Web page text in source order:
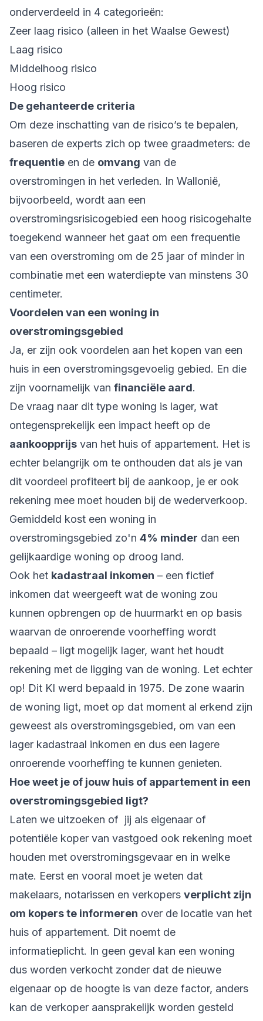
onderverdeeld in 4 categorieën:
Zeer laag risico (alleen in het Waalse Gewest)
Laag risico
Middelhoog risico
Hoog risico
De gehanteerde criteria
Om deze inschatting van de risico’s te bepalen,
baseren de experts zich op twee graadmeters: de
frequentie en de omvang van de
overstromingen in het verleden. In Wallonië,
bijvoorbeeld, wordt aan een
overstromingsrisicogebied een hoog risicogehalte
toegekend wanneer het gaat om een frequentie
van een overstroming om de 25 jaar of minder in
combinatie met een waterdiepte van minstens 30
centimeter.
Voordelen van een woning in
overstromingsgebied
Ja, er zijn ook voordelen aan het kopen van een
huis in een overstromingsgevoelig gebied. En die
zijn voornamelijk van financiële aard.
De vraag naar dit type woning is lager, wat
ontegensprekelijk een impact heeft op de
aankoopprijs van het huis of appartement. Het is
echter belangrijk om te onthouden dat als je van
dit voordeel profiteert bij de aankoop, je er ook
rekening mee moet houden bij de wederverkoop.
Gemiddeld kost een woning in
overstromingsgebied zo'n 4% minder dan een
gelijkaardige woning op droog land.
Ook het kadastraal inkomen – een fictief
inkomen dat weergeeft wat de woning zou
kunnen opbrengen op de huurmarkt en op basis
waarvan de onroerende voorheffing wordt
bepaald – ligt mogelijk lager, want het houdt
rekening met de ligging van de woning. Let echter
op! Dit KI werd bepaald in 1975. De zone waarin
de woning ligt, moet op dat moment al erkend zijn
geweest als overstromingsgebied, om van een
lager kadastraal inkomen en dus een lagere
onroerende voorheffing te kunnen genieten.
Hoe weet je of jouw huis of appartement in een
overstromingsgebied ligt?
Laten we uitzoeken of jij als eigenaar of
potentiële koper van vastgoed ook rekening moet
houden met overstromingsgevaar en in welke
mate. Eerst en vooral moet je weten dat
makelaars, notarissen en verkopers verplicht zijn
om kopers te informeren over de locatie van het
huis of appartement. Dit noemt de
informatieplicht. In geen geval kan een woning
dus worden verkocht zonder dat de nieuwe
eigenaar op de hoogte is van deze factor, anders
kan de verkoper aansprakelijk worden gesteld